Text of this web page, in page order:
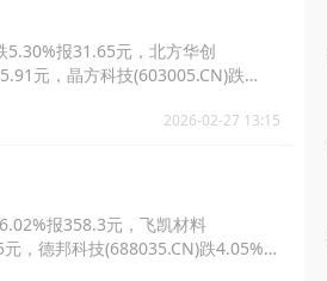
5.30%报31.65元，北方华创
元，晶方科技(603005.CN)跌
2026-02-27 13:15
报358.3元，飞凯材料
，德邦科技(688035.CN)跌4.05%报